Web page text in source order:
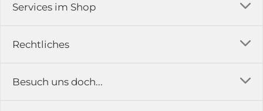
Rechtliches
Impressum
Services im Shop
Versandkosten
Erfahrungsberichte & Bewertungen
Besuch uns doch...